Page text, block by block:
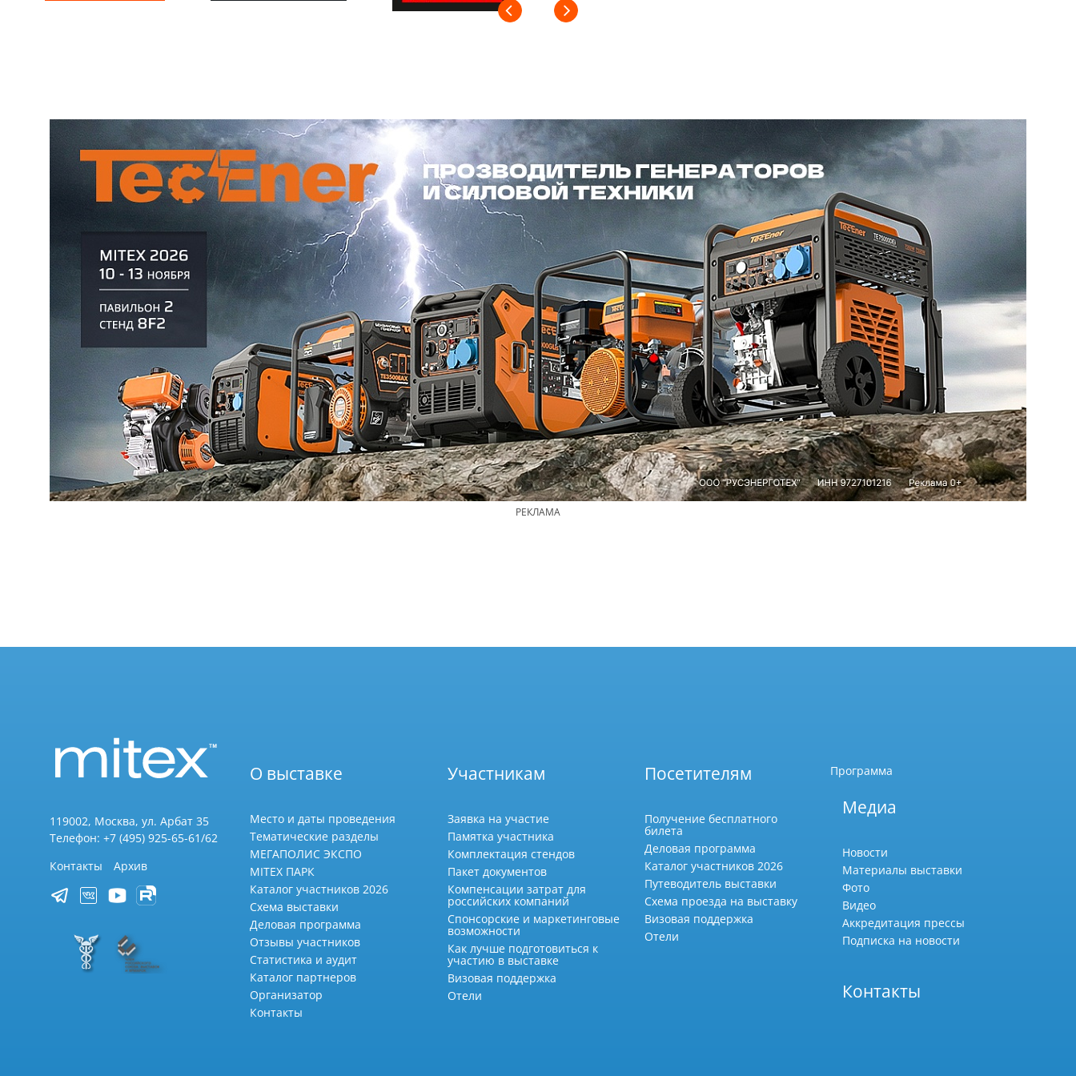
РЕКЛАМА
119002, Москва, ул. Арбат 35
Телефон: +7 (495) 925-65-61/62
Контакты
Архив
О выставке
Место и даты проведения
Тематические разделы
МЕГАПОЛИС ЭКСПО
MITEX ПАРК
Каталог участников 2026
Схема выставки
Деловая программа
Отзывы участников
Статистика и аудит
Каталог партнеров
Организатор
Контакты
Участникам
Заявка на участие
Памятка участника
Комплектация стендов
Пакет документов
Компенсации затрат для
российских компаний
Спонсорские и маркетинговые
возможности
Как лучше подготовиться к
участию в выставке
Визовая поддержка
Отели
Посетителям
Получение бесплатного
билета
Деловая программа
Каталог участников 2026
Путеводитель выставки
Схема проезда на выставку
Визовая поддержка
Отели
Программа
Медиа
Новости
Материалы выставки
Фото
Видео
Аккредитация прессы
Подписка на новости
Контакты